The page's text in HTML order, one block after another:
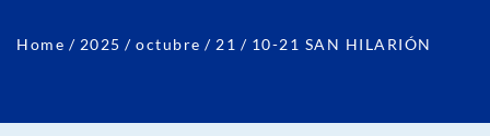
Home / 2025 / octubre / 21 / 10-21 SAN HILARIÓN